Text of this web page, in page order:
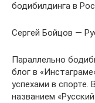
бодибилдинга в
Сергей Бойцов —
Параллельно
блог в
успехами в спорте.
названием